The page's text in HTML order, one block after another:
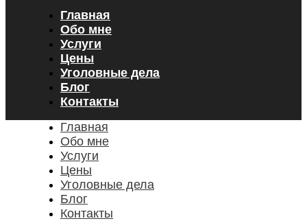
Главная
Обо мне
Услуги
Цены
Уголовные дела
Блог
Контакты
Главная
Обо мне
Услуги
Цены
Уголовные дела
Блог
Контакты